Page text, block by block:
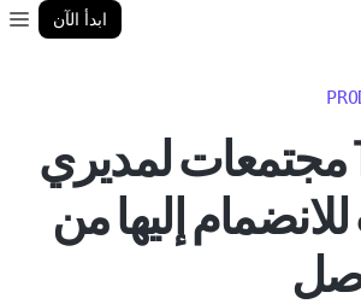
ابدأ الآن
أفضل 10 مجتمعات لمديري
إليها من